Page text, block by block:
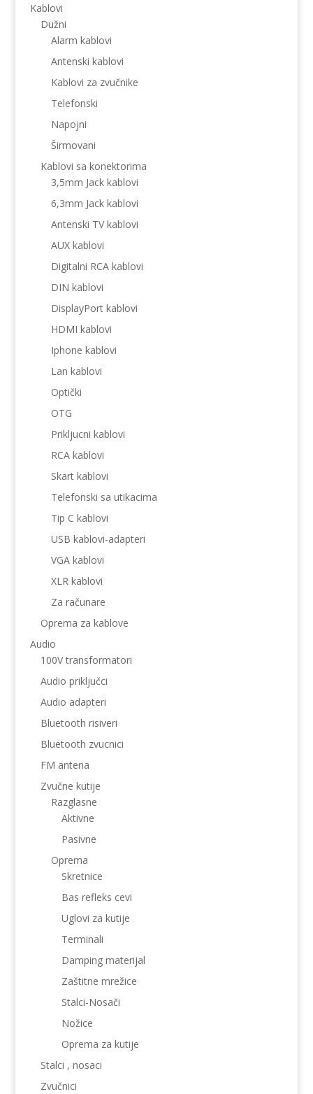
Kablovi
Dužni
Alarm kablovi
Antenski kablovi
Kablovi za zvučnike
Telefonski
Napojni
Širmovani
Kablovi sa konektorima
3,5mm Jack kablovi
6,3mm Jack kablovi
Antenski TV kablovi
AUX kablovi
Digitalni RCA kablovi
DIN kablovi
DisplayPort kablovi
HDMI kablovi
Iphone kablovi
Lan kablovi
Optički
OTG
Prikljucni kablovi
RCA kablovi
Skart kablovi
Telefonski sa utikacima
Tip C kablovi
USB kablovi-adapteri
VGA kablovi
XLR kablovi
Za računare
Oprema za kablove
Audio
100V transformatori
Audio priključci
Audio adapteri
Bluetooth risiveri
Bluetooth zvucnici
FM antena
Zvučne kutije
Razglasne
Aktivne
Pasivne
Oprema
Skretnice
Bas refleks cevi
Uglovi za kutije
Terminali
Damping materijal
Zaštitne mrežice
Stalci-Nosači
Nožice
Oprema za kutije
Stalci , nosaci
Zvučnici